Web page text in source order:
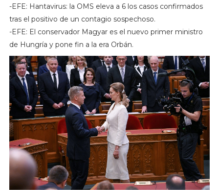
-EFE: Hantavirus: la OMS eleva a 6 los casos confirmados
tras el positivo de un contagio sospechoso.
-EFE: El conservador Magyar es el nuevo primer ministro
de Hungría y pone fin a la era Orbán.